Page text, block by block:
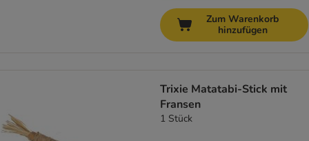
Zum Warenkorb
hinzufügen
Trixie Matatabi-Stick mit
Fransen
1 Stück